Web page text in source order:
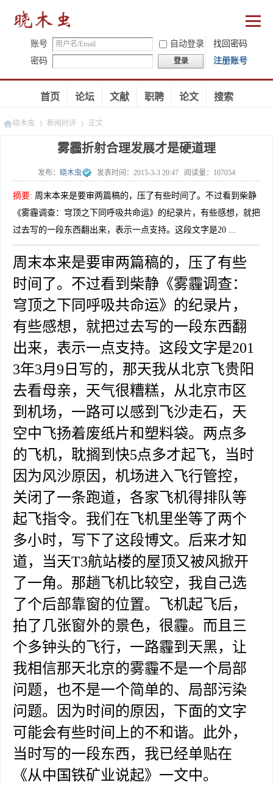
账号 自动登录
找回密码
密码
登录 注册账号
首页 论坛 文献 职聘 论文 搜索
晓木虫
»
新闻时评
»
正文
雾霾折射合理发展才是硬道理
发布： 晓木虫 发表时间： 2015-3-3 20:47 阅读量： 107054
摘要: 周末本来是要审两篇稿的，压了有些时间了。不过看到柴静
《雾霾调查：穹顶之下同呼吸共命运》的纪录片，有些感想，就把
过去写的一段东西翻出来，表示一点支持。这段文字是20 ...
周末本来是要审两篇稿的，压了有些
时间了。不过看到柴静《雾霾调查：
穹顶之下同呼吸共命运》的纪录片，
有些感想，就把过去写的一段东西翻
出来，表示一点支持。这段文字是201
3年3月9日写的，那天我从北京飞贵阳
去看母亲，天气很糟糕，从北京市区
到机场，一路可以感到飞沙走石，天
空中飞扬着废纸片和塑料袋。两点多
的飞机，耽搁到快5点多才起飞，当时
因为风沙原因，机场进入飞行管控，
关闭了一条跑道，各家飞机得排队等
起飞指令。我们在飞机里坐等了两个
多小时，写下了这段博文。后来才知
道，当天T3航站楼的屋顶又被风掀开
了一角。那趟飞机比较空，我自己选
了个后部靠窗的位置。飞机起飞后，
拍了几张窗外的景色，很霾。而且三
个多钟头的飞行，一路霾到天黑，让
我相信那天北京的雾霾不是一个局部
问题，也不是一个简单的、局部污染
问题。因为时间的原因，下面的文字
可能会有些时间上的不和谐。此外，
当时写的一段东西，我已经单贴在
《从中国铁矿业说起》一文中。